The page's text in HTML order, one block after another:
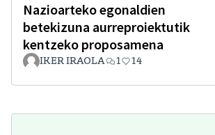
Nazioarteko egonaldien
betekizuna aurreproiektutik
kentzeko proposamena
IKER IRAOLA 1 14